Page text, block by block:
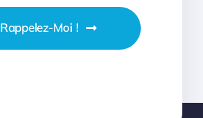
Rappelez-Moi !